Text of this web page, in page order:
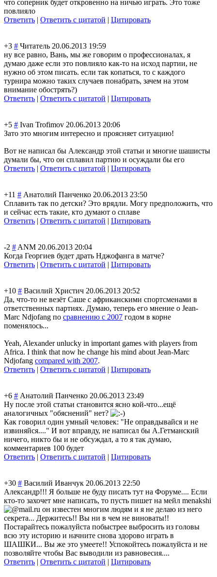
что соперник будет откровенно на ничью играть. Это тоже
повлияло
Ответить | Ответить с цитатой | Цитировать
+3 # Читатель 20.06.2013 19:59
ну все равно, Вань, мы же говорим о профессионалах, я
думаю даже если это повлияло как-то на исход партии, не
нужно об этом писать. если так копаться, то с каждого
турнира можно таких случаев понабрать, зачем на этом
внимание обострять?)
Ответить | Ответить с цитатой | Цитировать
+5 # Ivan Trofimov 20.06.2013 20:06
Зато это многим интересно и проясняет ситуацию!
Вот не написал бы Александр этой статьи и многие шашисты
думали бы, что он сплавил партию и осуждали бы его
Ответить | Ответить с цитатой | Цитировать
+11 # Анатолий Панченко 20.06.2013 23:50
Сплавить так по детски? Это врядли. Могу предположить, что
и сейчас есть такие, кто думают о сплаве
Ответить | Ответить с цитатой | Цитировать
-2 # ANM 20.06.2013 20:04
Когда Георгиев будет драть Нджофанга в матче?
Ответить | Ответить с цитатой | Цитировать
+10 # Василий Христич 20.06.2013 20:52
Да, что-то не везёт Саше с африканскими спортсменами в
ответственных партиях. Думаю, теперь его мнение о Jean-
Marc Ndjofang по сравнению с 2007 годом в корне
поменялось...
Yeah, Alexander unlucky in important games with players from
Africa. I think that now he change his mind about Jean-Marc
Ndjofang compared with 2007.
Ответить | Ответить с цитатой | Цитировать
+6 # Анатолий Панченко 20.06.2013 23:49
Ну после этой статьи становится ясно кой-что...ещё
аналогичных "обяснений" нет?
Как говорил один умный человек: "Не оправдывайся и не
извиняйся...." И вот вправду, не написал бы А.Гетманский
ничего, никто бы и не обсуждал, а то я так думаю,
комментариев 100 будет
Ответить | Ответить с цитатой | Цитировать
+30 # Василий Иванчук 20.06.2013 22:50
Александр!!! Я больше не буду писать тут на Форуме.... Если
кто-то захочет мне написать, то пусть пишет на мейл menakshi
mail.ru он известен многим людям и я не делаю из него
секрета... Держитесь!! Вы ни в чем не виноваты!!
Постарайтесь пожалуйста побыстрее выбросить из головы
всю эту историю и начните снова здорово играть в
ШАШКИ... Вы же это умеете!! Успокойтесь пожалуйста и не
позволяйте чтобы Вас выводили из равновесия....
Ответить | Ответить с цитатой | Цитировать